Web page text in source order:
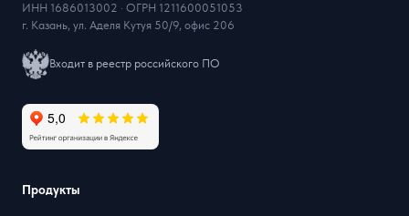
ИНН 1686013002 · ОГРН 1211600051053
г. Казань, ул. Аделя Кутуя 50/9, офис 206
Входит в реестр российского ПО
Продукты